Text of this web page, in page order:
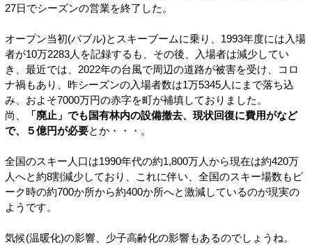
27日でシーズンの営業を終了した。
オープン当初(バブル)とスキーブームに乗り、1993年度には入場
者が10万2283人を記録するも、その後、入場者は減少してい
き、最近では、2022年の台風で周辺の道路が被害を受け、コロ
ナ禍もあり、昨シーズンの入場者数は1万5345人にまで落ち込
み、およそ7000万円の赤字を町が補填しておりました。
尚、
「廃止」でも国有林内の設備撤去、現状回復に費用がなど
で、５億円が必要とか・・・。
全国のスキー人口は1990年代の約1,800万人から現在は約420万
人へと約8割減少しており、これに伴い、全国のスキー場数もピ
ーク時の約700か所から約400か所へと激減しているのが現実の
ようです。
気候(温暖化)の影響、少子高齢化の影響もあるのでしょうね。